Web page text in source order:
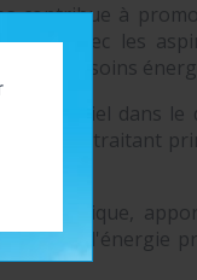
contribue à
avec les
aux besoins
essentiel dans le
un traitant
énergétique,
source d'énergie